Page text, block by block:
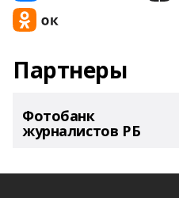
Партнеры
Фотобанк
журналистов РБ